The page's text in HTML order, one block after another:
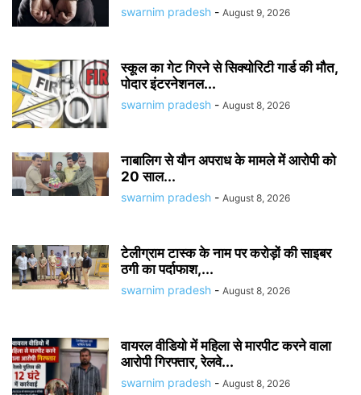
swarnim pradesh - August 9, 2026
स्कूल का गेट गिरने से सिक्योरिटी गार्ड की मौत,
पोदार इंटरनेशनल...
swarnim pradesh - August 8, 2026
नाबालिग से यौन अपराध के मामले में आरोपी को
20 साल...
swarnim pradesh - August 8, 2026
टेलीग्राम टास्क के नाम पर करोड़ों की साइबर
ठगी का पर्दाफाश,...
swarnim pradesh - August 8, 2026
वायरल वीडियो में महिला से मारपीट करने वाला
आरोपी गिरफ्तार, रेलवे...
swarnim pradesh - August 8, 2026